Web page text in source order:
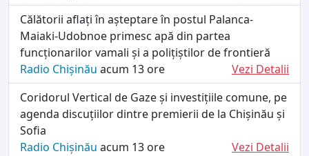
Călătorii aflați în așteptare în postul Palanca-
Maiaki-Udobnoe primesc apă din partea
funcționarilor vamali și a polițiștilor de frontieră
Radio Chișinău acum 13 ore
Vezi Detalii
Coridorul Vertical de Gaze și investițiile comune, pe
agenda discuțiilor dintre premierii de la Chișinău și
Sofia
Radio Chișinău acum 13 ore
Vezi Detalii